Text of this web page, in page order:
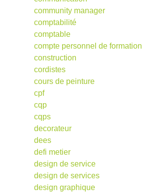
community manager
comptabilité
comptable
compte personnel de formation
construction
cordistes
cours de peinture
cpf
cqp
cqps
decorateur
dees
defi metier
design de service
design de services
design graphique